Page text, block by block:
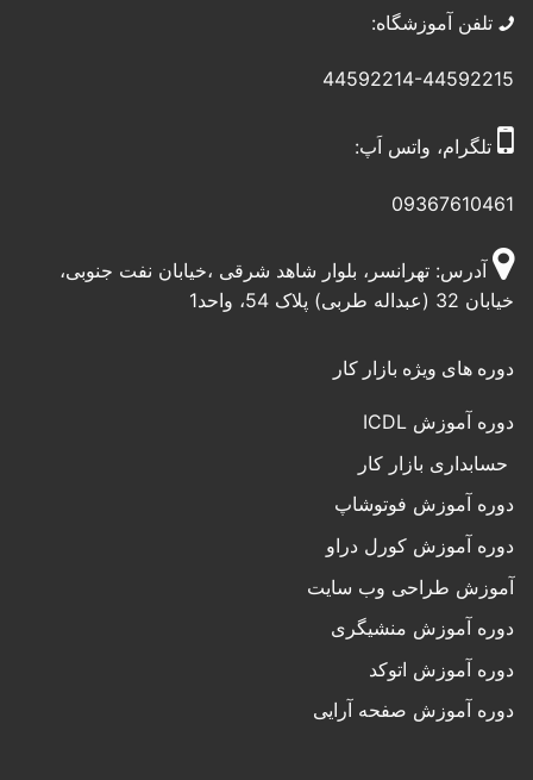
تلفن آموزشگاه:
44592214-44592215
تلگرام، واتس اَپ:
09367610461
آدرس: تهرانسر، بلوار شاهد شرقی ،خیابان نفت جنوبی،
خیابان 32 (عبداله طربی) پلاک 54، واحد1
دوره های ویژه بازار کار
دوره آموزش ICDL
حسابداری بازار کار
دوره آموزش فوتوشاپ
دوره آموزش کورل دراو
آموزش طراحی وب سایت
دوره آموزش منشیگری
دوره آموزش اتوکد
دوره آموزش صفحه آرایی